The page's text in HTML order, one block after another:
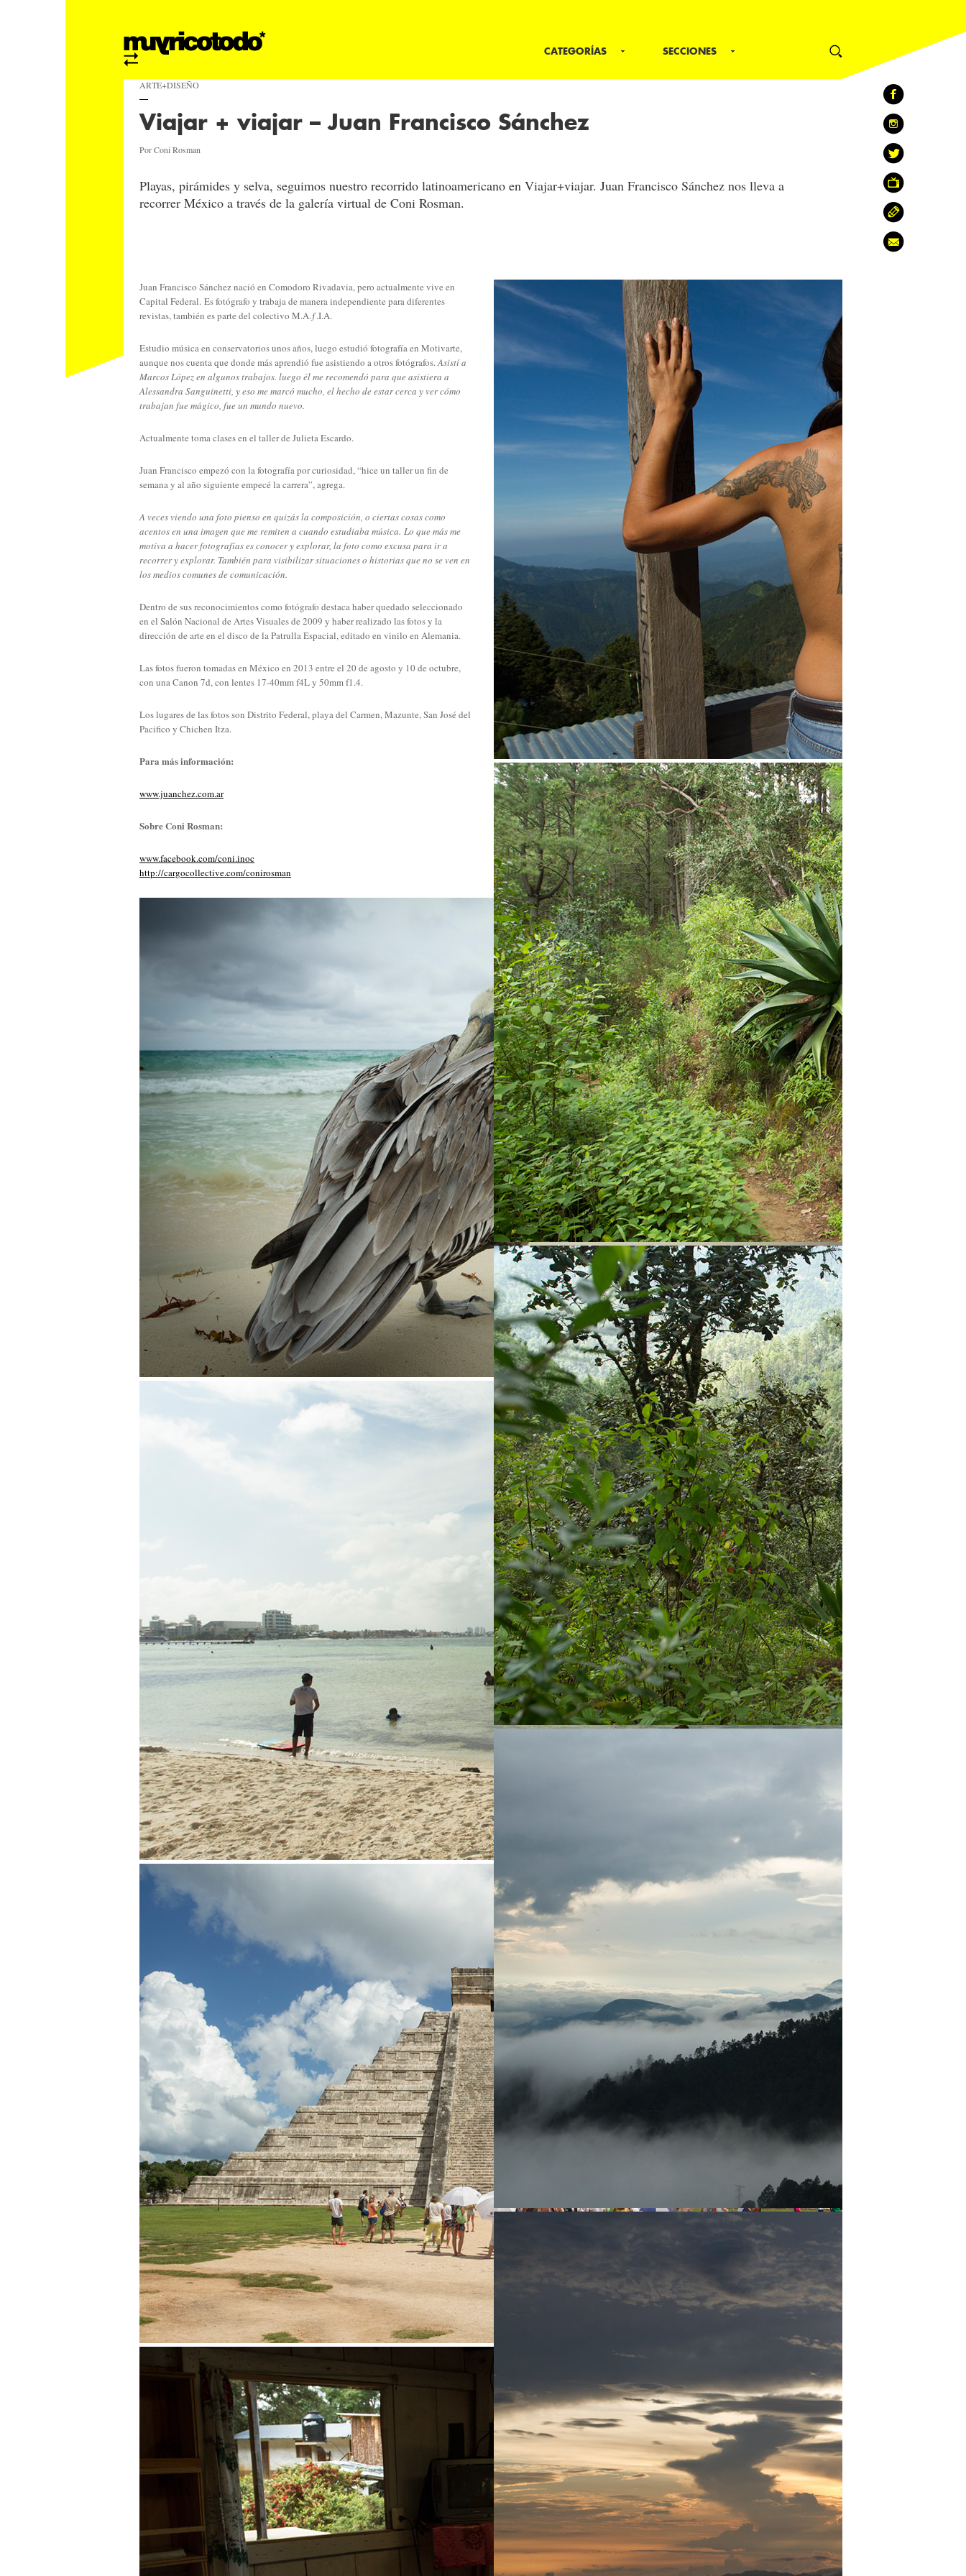
CATEGORÍAS SECCIONES
ARTE+DISEÑO
Viajar + viajar – Juan Francisco Sánchez
Por Coni Rosman
Playas, pirámides y selva, seguimos nuestro recorrido latinoamericano en Viajar+viajar. Juan Francisco Sánchez nos lleva a
recorrer México a través de la galería virtual de Coni Rosman.
Juan Francisco Sánchez nació en Comodoro Rivadavia, pero actualmente vive en
Capital Federal. Es fotógrafo y trabaja de manera independiente para diferentes
revistas, también es parte del colectivo M.A.ƒ.I.A.
Estudio música en conservatorios unos años, luego estudió fotografía en Motivarte,
aunque nos cuenta que donde más aprendió fue asistiendo a otros fotógrafos.Asistí a
Marcos López en algunos trabajos. luego él me recomendó para que asistiera a
Alessandra Sanguinetti, y eso me marcó mucho, el hecho de estar cerca y ver cómo
trabajan fue mágico, fue un mundo nuevo.
Actualmente toma clases en el taller de Julieta Escardo.
Juan Francisco empezó con la fotografía por curiosidad, “hice un taller un fin de
semana y al año siguiente empecé la carrera”, agrega.
A veces viendo una foto pienso en quizás la composición, o ciertas cosas como
acentos en una imagen que me remiten a cuando estudiaba música. Lo que más me
motiva a hacer fotografías es conocer y explorar, la foto como excusa para ir a
recorrer y explorar. También para visibilizar situaciones o historias que no se ven en
los medios comunes de comunicación.
Dentro de sus reconocimientos como fotógrafo destaca haber quedado seleccionado
en el Salón Nacional de Artes Visuales de 2009 y haber realizado las fotos y la
dirección de arte en el disco de la Patrulla Espacial, editado en vinilo en Alemania.
Las fotos fueron tomadas en México en 2013 entre el 20 de agosto y 10 de octubre,
con una Canon 7d, con lentes 17-40mm f4L y 50mm f1.4.
Los lugares de las fotos son Distrito Federal, playa del Carmen, Mazunte, San José del
Pacifico y Chichen Itza.
Para más información:
www.juanchez.com.ar
Sobre Coni Rosman:
www.facebook.com/coni.inoc
http://cargocollective.com/conirosman